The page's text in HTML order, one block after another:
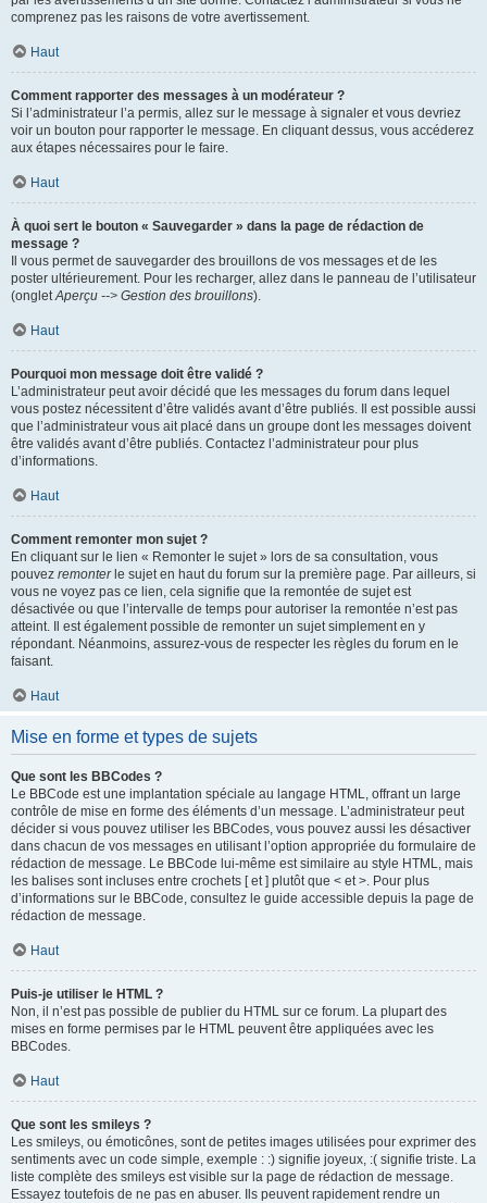
comprenez pas les raisons de votre avertissement.
Haut
Comment rapporter des messages à un modérateur ?
Si l’administrateur l’a permis, allez sur le message à signaler et vous devriez
voir un bouton pour rapporter le message. En cliquant dessus, vous accéderez
aux étapes nécessaires pour le faire.
Haut
À quoi sert le bouton « Sauvegarder » dans la page de rédaction de
message ?
Il vous permet de sauvegarder des brouillons de vos messages et de les
poster ultérieurement. Pour les recharger, allez dans le panneau de l’utilisateur
(ongletAperçu --> Gestion des brouillons).
Haut
Pourquoi mon message doit être validé ?
L’administrateur peut avoir décidé que les messages du forum dans lequel
vous postez nécessitent d’être validés avant d’être publiés. Il est possible aussi
que l’administrateur vous ait placé dans un groupe dont les messages doivent
être validés avant d’être publiés. Contactez l’administrateur pour plus
d’informations.
Haut
Comment remonter mon sujet ?
En cliquant sur le lien « Remonter le sujet » lors de sa consultation, vous
pouvez remonterle sujet en haut du forum sur la première page. Par ailleurs, si
vous ne voyez pas ce lien, cela signifie que la remontée de sujet est
désactivée ou que l’intervalle de temps pour autoriser la remontée n’est pas
atteint. Il est également possible de remonter un sujet simplement en y
répondant. Néanmoins, assurez-vous de respecter les règles du forum en le
faisant.
Haut
Mise en forme et types de sujets
Que sont les BBCodes ?
Le BBCode est une implantation spéciale au langage HTML, offrant un large
contrôle de mise en forme des éléments d’un message. L’administrateur peut
décider si vous pouvez utiliser les BBCodes, vous pouvez aussi les désactiver
dans chacun de vos messages en utilisant l’option appropriée du formulaire de
rédaction de message. Le BBCode lui-même est similaire au style HTML, mais
les balises sont incluses entre crochets [ et ] plutôt que < et >. Pour plus
d’informations sur le BBCode, consultez le guide accessible depuis la page de
rédaction de message.
Haut
Puis-je utiliser le HTML ?
Non, il n’est pas possible de publier du HTML sur ce forum. La plupart des
mises en forme permises par le HTML peuvent être appliquées avec les
BBCodes.
Haut
Que sont les smileys ?
Les smileys, ou émoticônes, sont de petites images utilisées pour exprimer des
sentiments avec un code simple, exemple : :) signifie joyeux, :( signifie triste. La
liste complète des smileys est visible sur la page de rédaction de message.
Essayez toutefois de ne pas en abuser. Ils peuvent rapidement rendre un